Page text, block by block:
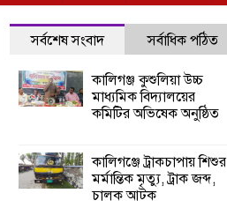
সর্বশেষ সংবাদ সর্বাধিক পঠিত
কালিগঞ্জ কুশুলিয়া উচ্চ
মাধ্যমিক বিদ্যালয়ের
কমিটির অভিষেক অনুষ্ঠিত
কালিগঞ্জে ট্রাকচাপায় শিশুর
মর্মান্তিক মৃত্যু, ট্রাক জব্দ,
চালক আটক